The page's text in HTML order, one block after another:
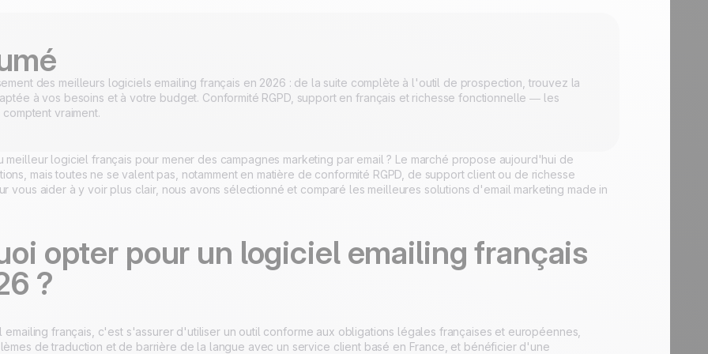
des meilleurs logiciels emailing français en 2026 : de la suite complète à l'outil de prospection, trouvez la
à vos besoins et à votre budget. Conformité RGPD, support en français et richesse fonctionnelle — les
vraiment.
meilleur logiciel français pour mener des campagnes marketing par email ? Le marché propose aujourd'hui de
mais toutes ne se valent pas, notamment en matière de conformité RGPD, de support client ou de richesse
vous aider à y voir plus clair, nous avons sélectionné et comparé les meilleures solutions d'email marketing made in
opter pour un logiciel emailing français
?
emailing français, c'est s'assurer d'utiliser un outil conforme aux obligations légales françaises et européennes,
de traduction et de barrière de la langue avec un service client basé en France, et bénéficier d'une